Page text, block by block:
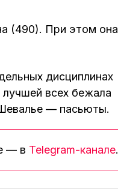
(490). При этом она
дисциплинах
всех бежала
— пасьюты.
— в Telegram-канале.